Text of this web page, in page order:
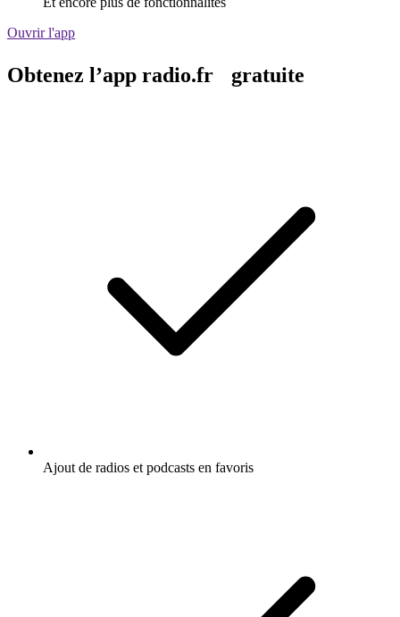
Ouvrir l'app
Obtenez l’app radio.fr gratuite
Ajout de radios et podcasts en favoris